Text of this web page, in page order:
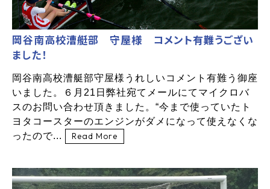
岡谷南高校漕艇部 守屋様 コメント有難うござい
ました！
岡谷南高校漕艇部守屋様うれしいコメント有難う御座
いました。６月21日弊社宛てメールにてマイクロバ
スのお問い合わせ頂きました。“今まで使っていたト
ヨタコースターのエンジンがダメになって使えなくな
ったので...
Read More